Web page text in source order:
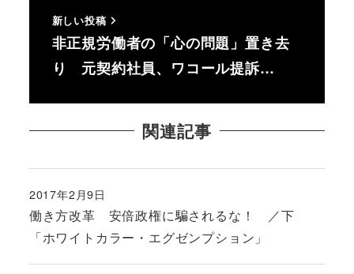
新しい投稿
非正規労働者の「心の問題」置き去
り 元契約社員、ワコール提訴…
関連記事
働き方改革 安倍政権に騙されるな！ ／下
「ホワイトカラー・エグゼンプション」
投稿日
2017年2月9日